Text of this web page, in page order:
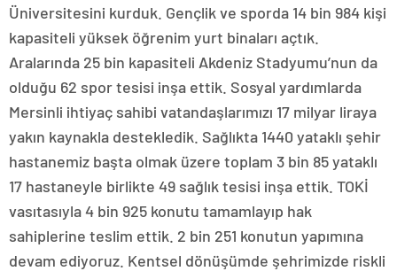
Üniversitesini kurduk. Gençlik ve sporda 14 bin 984 kişi
kapasiteli yüksek öğrenim yurt binaları açtık.
Aralarında 25 bin kapasiteli Akdeniz Stadyumu’nun da
olduğu 62 spor tesisi inşa ettik. Sosyal yardımlarda
Mersinli ihtiyaç sahibi vatandaşlarımızı 17 milyar liraya
yakın kaynakla destekledik. Sağlıkta 1440 yataklı şehir
hastanemiz başta olmak üzere toplam 3 bin 85 yataklı
17 hastaneyle birlikte 49 sağlık tesisi inşa ettik. TOKİ
vasıtasıyla 4 bin 925 konutu tamamlayıp hak
sahiplerine teslim ettik. 2 bin 251 konutun yapımına
devam ediyoruz. Kentsel dönüşümde şehrimizde riskli